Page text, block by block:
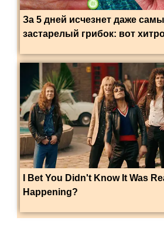
За 5 дней исчезнет даже
застарелый грибок: вот
I Bet You Didn't Know It Was
Happening?